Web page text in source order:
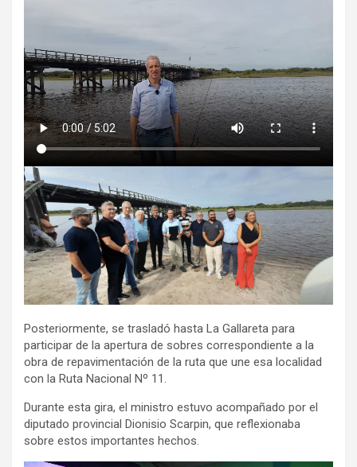
Posteriormente, se trasladó hasta La Gallareta para
participar de la apertura de sobres correspondiente a la
obra de repavimentación de la ruta que une esa localidad
con la Ruta Nacional Nº 11.
Durante esta gira, el ministro estuvo acompañado por el
diputado provincial Dionisio Scarpin, que reflexionaba
sobre estos importantes hechos.